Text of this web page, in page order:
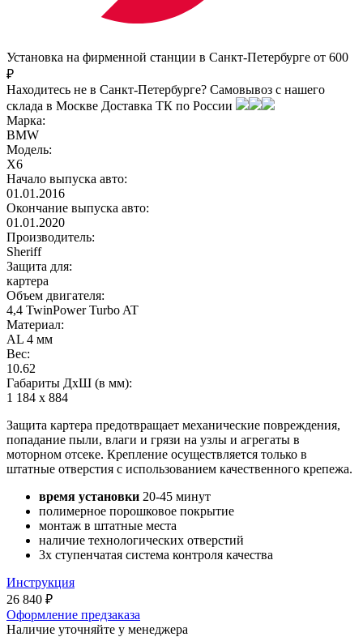
Установка на фирменной станции в Санкт-Петербурге от 600
₽
Находитесь не в Санкт-Петербурге? Самовывоз с нашего
склада в Москве Доставка ТК по России
Марка:
BMW
Модель:
X6
Начало выпуска авто:
01.01.2016
Окончание выпуска авто:
01.01.2020
Производитель:
Sheriff
Защита для:
картера
Объем двигателя:
4,4 TwinPower Turbo AT
Материал:
AL 4 мм
Вес:
10.62
Габариты ДхШ (в мм):
1 184 х 884
Защита картера предотвращает механические повреждения,
попадание пыли, влаги и грязи на узлы и агрегаты в
моторном отсеке. Крепление осуществляется только в
штатные отверстия с использованием качественного крепежа.
время установки 20-45 минут
полимерное порошковое покрытие
монтаж в штатные места
наличие технологических отверстий
3х ступенчатая система контроля качества
Инструкция
26 840 ₽
Оформление предзаказа
Наличие уточняйте у менеджера